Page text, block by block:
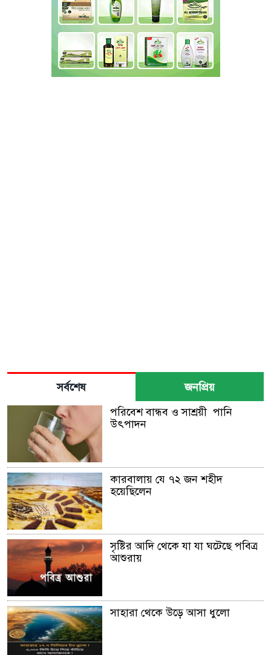
সর্বশেষ
জনপ্রিয়
পরিবেশ বান্ধব ও সাশ্রয়ী পানি
উৎপাদন
কারবালায় যে ৭২ জন শহীদ
হয়েছিলেন
সৃষ্টির আদি থেকে যা যা ঘটেছে পবিত্র
আশুরায়
সাহারা থেকে উড়ে আসা ধুলো